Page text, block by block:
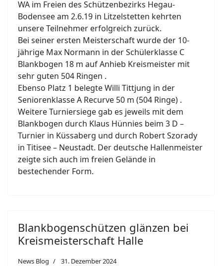
WA im Freien des Schützenbezirks Hegau-
Bodensee am 2.6.19 in Litzelstetten kehrten
unsere Teilnehmer erfolgreich zurück.
Bei seiner ersten Meisterschaft wurde der 10-
jährige Max Normann in der Schülerklasse C
Blankbogen 18 m auf Anhieb Kreismeister mit
sehr guten 504 Ringen .
Ebenso Platz 1 belegte Willi Tittjung in der
Seniorenklasse A Recurve 50 m (504 Ringe) .
Weitere Turniersiege gab es jeweils mit dem
Blankbogen durch Klaus Hünnies beim 3 D –
Turnier in Küssaberg und durch Robert Szorady
in Titisee – Neustadt. Der deutsche Hallenmeister
zeigte sich auch im freien Gelände in
bestechender Form.
Blankbogenschützen glänzen bei
Kreismeisterschaft Halle
News Blog 31. Dezember 2024